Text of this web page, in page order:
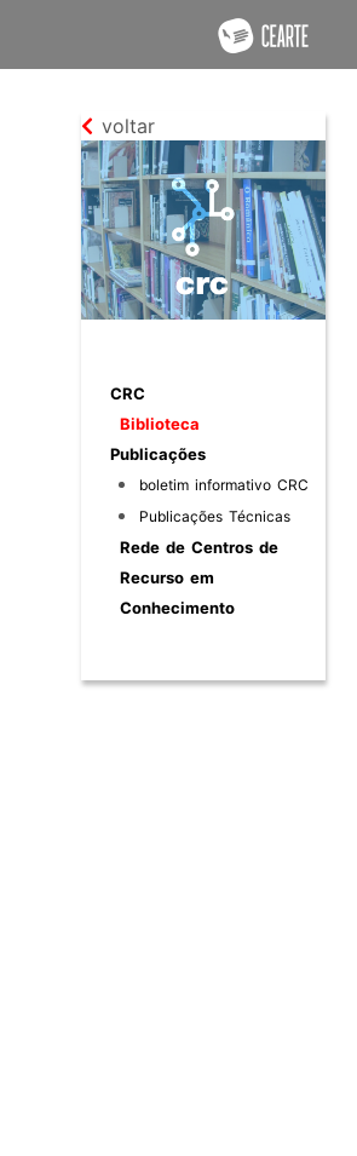
voltar
CRC
Biblioteca
Publicações
boletim informativo CRC
Publicações Técnicas
Rede de Centros de
Recurso em
Conhecimento